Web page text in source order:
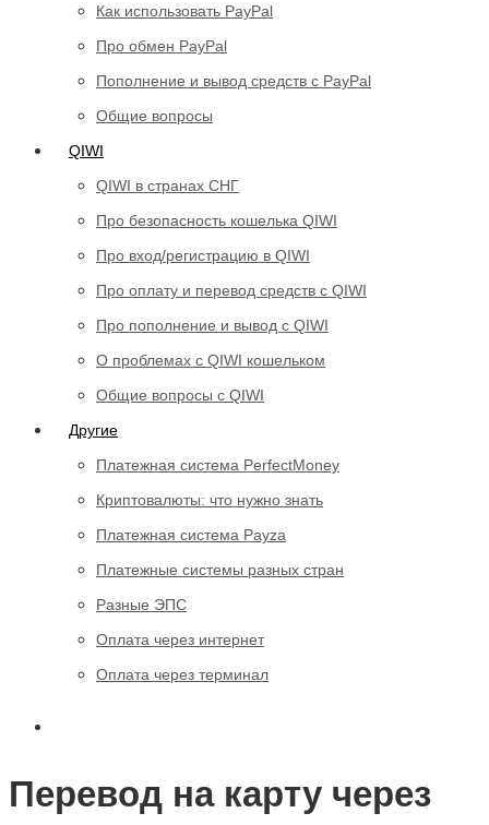
Как использовать PayPal
Про обмен PayPal
Пополнение и вывод средств с PayPal
Общие вопросы
QIWI
QIWI в странах СНГ
Про безопасность кошелька QIWI
Про вход/регистрацию в QIWI
Про оплату и перевод средств c QIWI
Про пополнение и вывод с QIWI
О проблемах с QIWI кошельком
Общие вопросы с QIWI
Другие
Платежная система PerfectMoney
Криптовалюты: что нужно знать
Платежная система Payza
Платежные системы разных стран
Разные ЭПС
Оплата через интернет
Оплата через терминал
Перевод на карту через